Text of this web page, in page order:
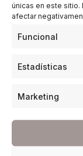
únicas en este sitio.
afectar
Funcional
Estadísticas
Marketing
ESTILO DE VIDA
Feria del
de la primavera
30/04/2026
7